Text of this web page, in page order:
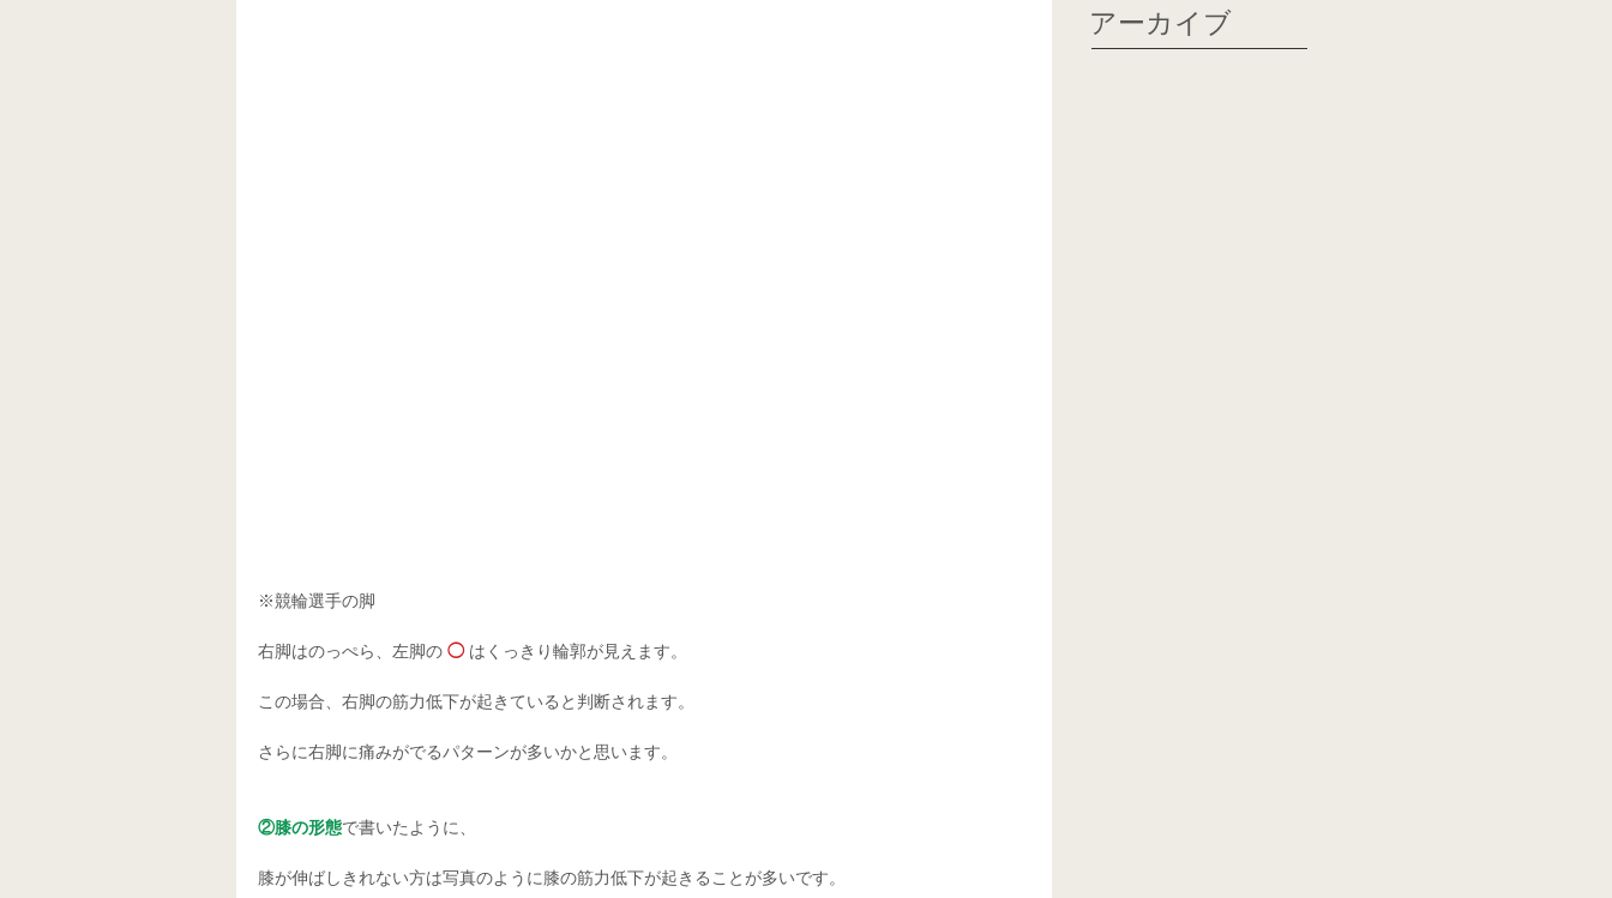
※競輪選手の脚
右脚はのっぺら、左脚の ◯ はくっきり輪郭が見えます。
この場合、右脚の筋力低下が起きていると判断されます。
さらに右脚に痛みがでるパターンが多いかと思います。
②膝の形態で書いたように、
膝が伸ばしきれない方は写真のように膝の筋力低下が起きることが多いです。
アーカイブ